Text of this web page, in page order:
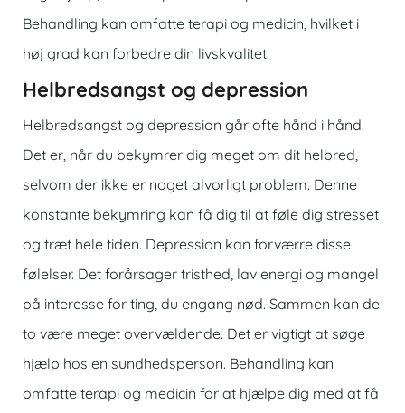
Behandling kan omfatte terapi og medicin, hvilket i
høj grad kan forbedre din livskvalitet.
Helbredsangst og depression
Helbredsangst og depression går ofte hånd i hånd.
Det er, når du bekymrer dig meget om dit helbred,
selvom der ikke er noget alvorligt problem. Denne
konstante bekymring kan få dig til at føle dig stresset
og træt hele tiden. Depression kan forværre disse
følelser. Det forårsager tristhed, lav energi og mangel
på interesse for ting, du engang nød. Sammen kan de
to være meget overvældende. Det er vigtigt at søge
hjælp hos en sundhedsperson. Behandling kan
omfatte terapi og medicin for at hjælpe dig med at få